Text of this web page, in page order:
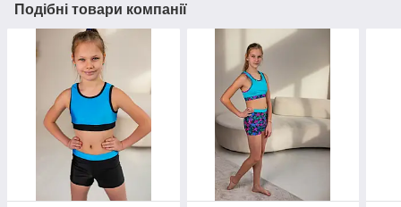
Подібні товари компанії